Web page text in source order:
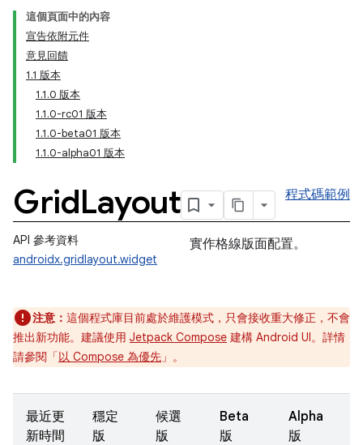
這個頁面中的內容
宣告依附元件
意見回饋
1.1 版本
1.1.0 版本
1.1.0-rc01 版本
1.1.0-beta01 版本
1.1.0-alpha01 版本
GridLayout 程式碼範例
API 參考資料
androidx.gridlayout.widget
實作格線版面配置。
注意： 這個程式庫目前處於維護模式，只會接收重大修正，不會
推出新功能。建議使用 Jetpack Compose 建構 Android UI。詳情
請參閱「以 Compose 為優先 」。
最近更
新時間
穩定
版
候選
版
Beta
版
Alpha
版